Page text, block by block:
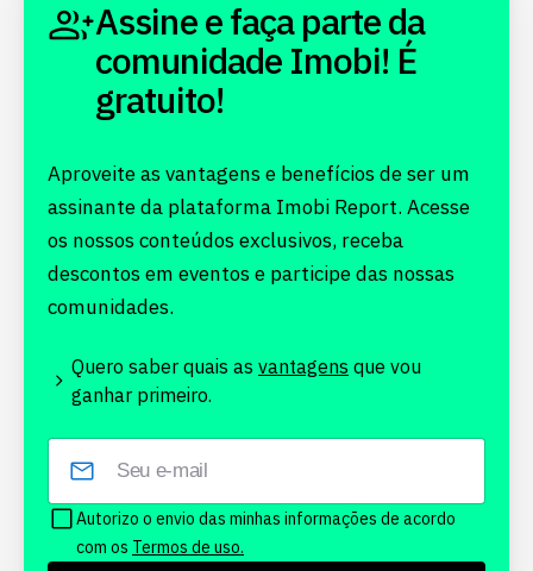
Assine e faça parte da
comunidade Imobi! É
gratuito!
Aproveite as vantagens e benefícios de ser um
assinante da plataforma Imobi Report. Acesse
os nossos conteúdos exclusivos, receba
descontos em eventos e participe das nossas
comunidades.
Quero saber quais as vantagens que vou
ganhar primeiro.
Autorizo o envio das minhas informações de acordo
com os Termos de uso.